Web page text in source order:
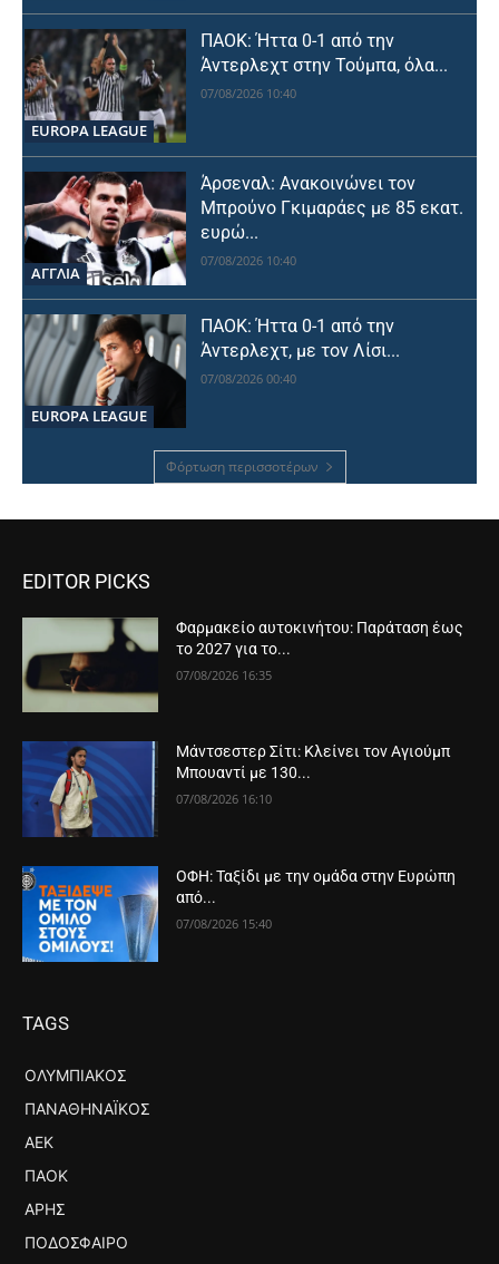
EUROPA LEAGUE
ΠΑΟΚ: Ήττα 0-1 από την
Άντερλεχτ στην Τούμπα, όλα...
07/08/2026 10:40
ΑΓΓΛΙΑ
Άρσεναλ: Ανακοινώνει τον
Μπρούνο Γκιμαράες με 85 εκατ.
ευρώ...
07/08/2026 10:40
EUROPA LEAGUE
ΠΑΟΚ: Ήττα 0-1 από την
Άντερλεχτ, με τον Λίσι...
07/08/2026 00:40
Φόρτωση περισσοτέρων
EDITOR PICKS
Φαρμακείο αυτοκινήτου: Παράταση έως
το 2027 για το...
07/08/2026 16:35
Μάντσεστερ Σίτι: Κλείνει τον Αγιούμπ
Μπουαντί με 130...
07/08/2026 16:10
ΟΦΗ: Ταξίδι με την ομάδα στην Ευρώπη
από...
07/08/2026 15:40
TAGS
ΟΛΥΜΠΙΑΚΌΣ
ΠΑΝΑΘΗΝΑΪΚΌΣ
ΑΕΚ
ΠΑΟΚ
ΆΡΗΣ
ΠΟΔΌΣΦΑΙΡΟ